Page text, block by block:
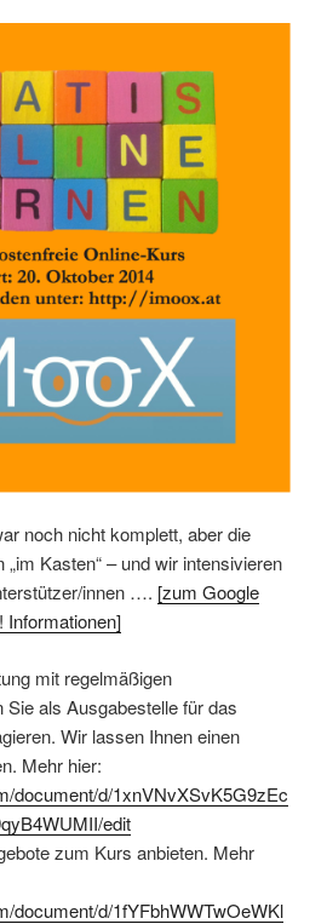
noch nicht komplett, aber die
Kasten“ – und wir intensivieren
innen …. [zum Google
Informationen]
mit regelmäßigen
als Ausgabestelle für das
Wir lassen Ihnen einen
Mehr hier:
document/d/1xnVNvXSvK5G9zEc
edit
zum Kurs anbieten. Mehr
document/d/1fYFbhWWTwOeWKl